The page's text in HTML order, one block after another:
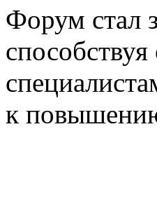
Форум стал
к